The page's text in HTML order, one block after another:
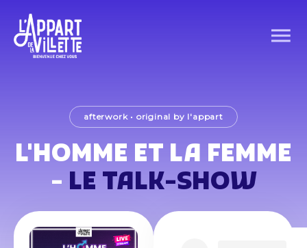
afterwork• original by l'appart
L'HOMME ET LA FEMME
- LE TALK-SHOW